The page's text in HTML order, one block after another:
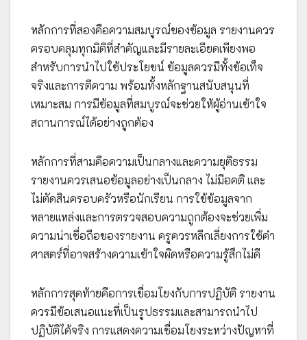
หลักการที่สองคือความสมบูรณ์ของข้อมูล รายงานควร
ครอบคลุมทุกมิติที่สำคัญและมีรายละเอียดเพียงพอ
สำหรับการนำไปใช้ประโยชน์ ข้อมูลควรมีทั้งข้อเท็จ
จริงและการตีความ พร้อมทั้งหลักฐานสนับสนุนที่
เหมาะสม การมีข้อมูลที่สมบูรณ์จะช่วยให้ผู้อ่านเข้าใจ
สถานการณ์ได้อย่างถูกต้อง
หลักการที่สามคือความเป็นกลางและความยุติธรรม
รายงานควรเสนอข้อมูลอย่างเป็นกลาง ไม่มีอคติ และ
ไม่ตัดสินครอบครัวหรือนักเรียน การใช้ข้อมูลจาก
หลายแหล่งและการตรวจสอบความถูกต้องจะช่วยเพิ่ม
ความน่าเชื่อถือของรายงาน ครูควรหลีกเลี่ยงการใช้คำ
ศาสตร์ที่อาจสร้างความเข้าใจผิดหรือความรู้สึกไม่ดี
หลักการสุดท้ายคือการเชื่อมโยงกับการปฏิบัติ รายงาน
ควรมีข้อเสนอแนะที่เป็นรูปธรรมและสามารถนำไป
ปฏิบัติได้จริง การแสดงความเชื่อมโยงระหว่างปัญหาที่